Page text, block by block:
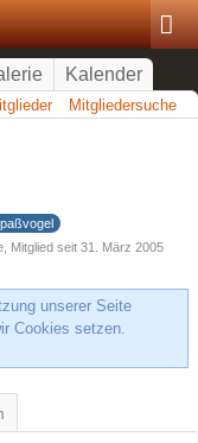
Kalender
Mitgliedersuche
Mitglied seit 31. März 2005
unserer Seite
Cookies setzen.